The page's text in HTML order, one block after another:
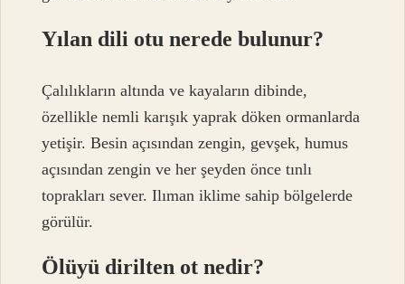
Yılan dili otu nerede bulunur?
Çalılıkların altında ve kayaların dibinde,
özellikle nemli karışık yaprak döken ormanlarda
yetişir. Besin açısından zengin, gevşek, humus
açısından zengin ve her şeyden önce tınlı
toprakları sever. Ilıman iklime sahip bölgelerde
görülür.
Ölüyü dirilten ot nedir?